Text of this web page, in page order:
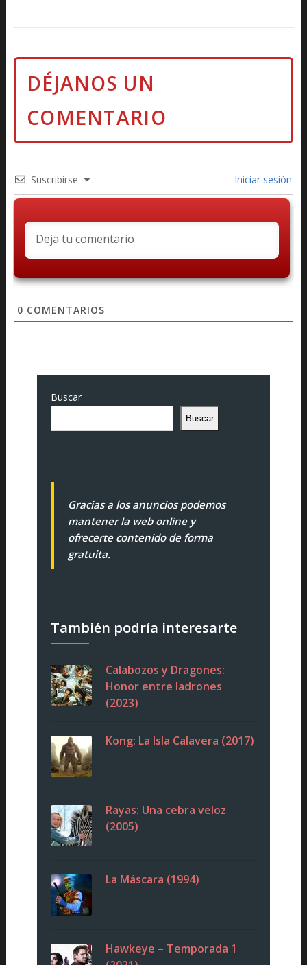
Suscribirse Iniciar sesión
0 COMENTARIOS
Buscar
Buscar
Gracias a los anuncios podemos
mantener la web online y
ofrecerte contenido de forma
gratuita.
También podría interesarte
Calabozos y Dragones:
Honor entre ladrones
(2023)
Kong: La Isla Calavera (2017)
Rayas: Una cebra veloz
(2005)
La Máscara (1994)
Hawkeye – Temporada 1